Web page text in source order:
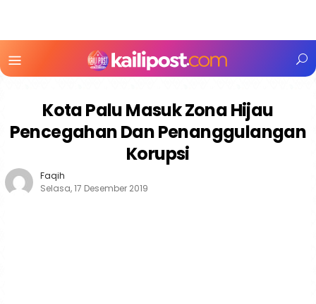
Mobile
Kota Palu Masuk Zona Hijau
Pencegahan Dan Penanggulangan
Korupsi
Faqih
Selasa, 17 Desember 2019